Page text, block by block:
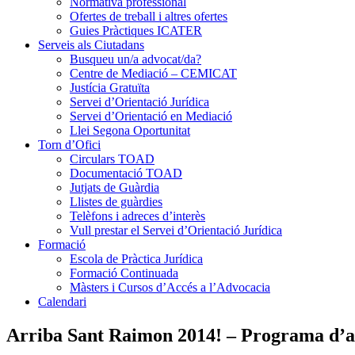
Ofertes de treball i altres ofertes
Guies Pràctiques ICATER
Serveis als Ciutadans
Busqueu un/a advocat/da?
Centre de Mediació – CEMICAT
Justícia Gratuïta
Servei d’Orientació Jurídica
Servei d’Orientació en Mediació
Llei Segona Oportunitat
Torn d’Ofici
Circulars TOAD
Documentació TOAD
Jutjats de Guàrdia
Llistes de guàrdies
Telèfons i adreces d’interès
Vull prestar el Servei d’Orientació Jurídica
Formació
Escola de Pràctica Jurídica
Formació Continuada
Màsters i Cursos d’Accés a l’Advocacia
Calendari
Arriba Sant Raimon 2014! – Programa